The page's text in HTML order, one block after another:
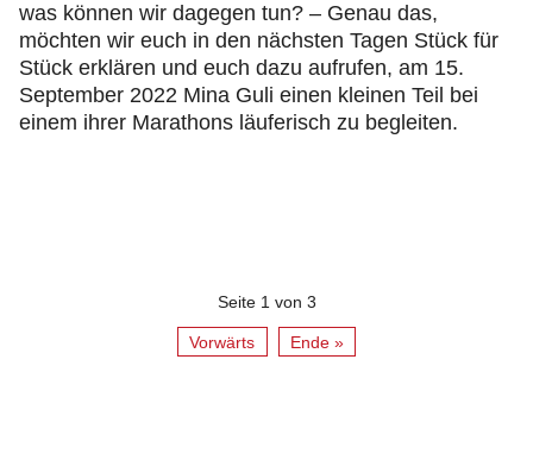
was können wir dagegen tun? – Genau das,
möchten wir euch in den nächsten Tagen Stück für
Stück erklären und euch dazu aufrufen, am 15.
September 2022 Mina Guli einen kleinen Teil bei
einem ihrer Marathons läuferisch zu begleiten.
Seite 1 von 3
Vorwärts Ende »